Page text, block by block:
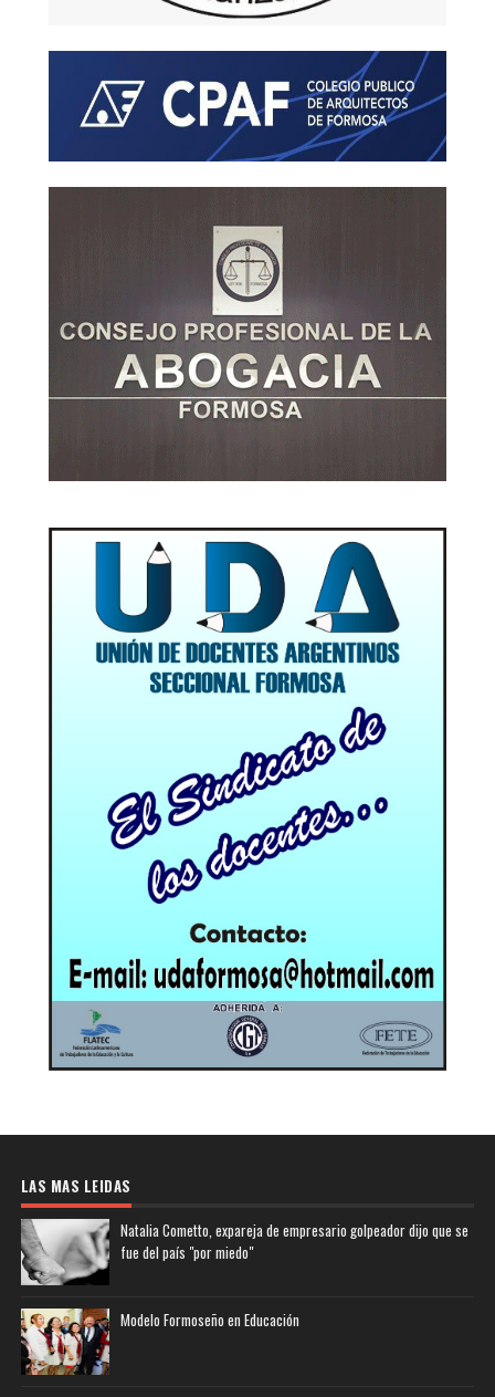
LAS MAS LEIDAS
Natalia Cometto, expareja de empresario golpeador dijo que se
fue del país "por miedo"
Modelo Formoseño en Educación